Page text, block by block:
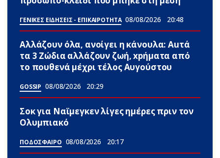
ΓΕΝΙΚΕΣ ΕΙΔΗΣΕΙΣ - ΕΠΙΚΑΙΡΟΤΗΤΑ 08/08/2026 20:48
Αλλάζουν όλα, ανοίγει η κάνουλα: Αuτά
τα 3 Zώδια αλλάζουν ζωή, xpήματα από
το πουθενά μέχρι τέλος Αυγούστου
GOSSIP 08/08/2026 20:29
Σoκ για Ναϊμεγκεν λίγες ημέρες πριν τον
Ολυμπιακό
ΠΟΔΟΣΦΑΙΡΟ 08/08/2026 20:17